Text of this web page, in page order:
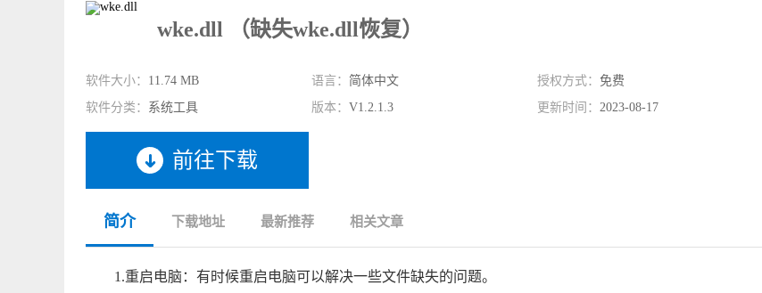
wke.dll （缺失wke.dll恢复）
软件大小： 11.74 MB 语言： 简体中文 授权方式： 免费
软件分类： 系统工具 版本： V1.2.1.3 更新时间： 2023-08-17
前往下载
简介 下载地址 最新推荐 相关文章
1.重启电脑：有时候重启电脑可以解决一些文件缺失的问题。